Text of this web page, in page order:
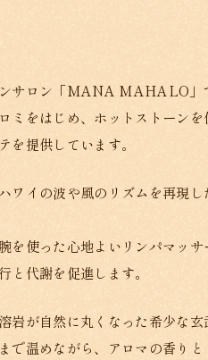
サロン「MANA MAHALO」
ミをはじめ、ホットストーンを
を提供しています。
ワイの波や風のリズムを再現し
を使った心地よいリンパマッサ
と代謝を促進します。
岩が自然に丸くなった希少な玄
で温めながら、アロマの香り